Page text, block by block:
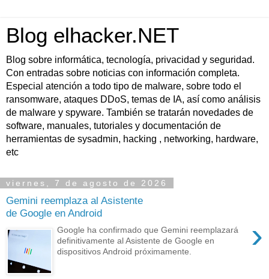
Blog elhacker.NET
Blog sobre informática, tecnología, privacidad y seguridad.
Con entradas sobre noticias con información completa.
Especial atención a todo tipo de malware, sobre todo el
ransomware, ataques DDoS, temas de IA, así como análisis
de malware y spyware. También se tratarán novedades de
software, manuales, tutoriales y documentación de
herramientas de sysadmin, hacking , networking, hardware,
etc
viernes, 7 de agosto de 2026
Gemini reemplaza al Asistente
de Google en Android
›
Google ha confirmado que Gemini reemplazará
definitivamente al Asistente de Google en
dispositivos Android próximamente.